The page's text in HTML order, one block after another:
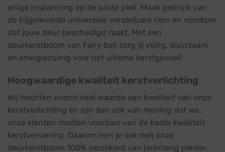
enige inspanning op de juiste plek. Maak gebruik van
de bijgeleverde universele verstelbare riem en voorkom
dat jouw deur beschadigd raakt. Met een
deurkerstboom van Fairy bell zorg jij veilig, duurzaam
en energiezuinig voor het ultieme kerstgevoel!
Hoogwaardige kwaliteit kerstverlichting
Wij hechten enorm veel waarde aan kwaliteit van onze
kerstverlichting en zijn dan ook van mening dat we
onze klanten moeten voorzien van de beste kwaliteit
kerstversiering. Daarom ben je ook met onze
deurkerstboom 100% verzekerd van jarenlang plezier.